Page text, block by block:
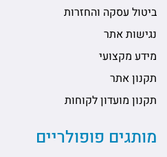
ביטול עסקה והחזרות
נגישות אתר
מידע מקצועי
תקנון אתר
תקנון מועדון לקוחות
מותגים פופולריים